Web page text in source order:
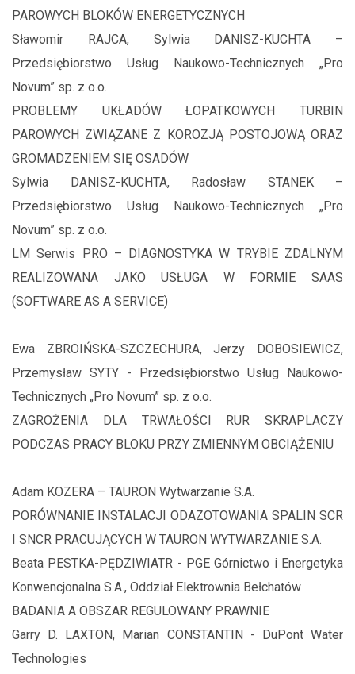
PAROWYCH BLOKÓW ENERGETYCZNYCH
Sławomir RAJCA, Sylwia DANISZ-KUCHTA –
Przedsiębiorstwo Usług Naukowo-Technicznych „Pro
Novum” sp. z o.o.
PROBLEMY UKŁADÓW ŁOPATKOWYCH TURBIN
PAROWYCH ZWIĄZANE Z KOROZJĄ POSTOJOWĄ ORAZ
GROMADZENIEM SIĘ OSADÓW
Sylwia DANISZ-KUCHTA, Radosław STANEK –
Przedsiębiorstwo Usług Naukowo-Technicznych „Pro
Novum” sp. z o.o.
LM Serwis PRO – DIAGNOSTYKA W TRYBIE ZDALNYM
REALIZOWANA JAKO USŁUGA W FORMIE SAAS
(SOFTWARE AS A SERVICE)
Ewa ZBROIŃSKA-SZCZECHURA, Jerzy DOBOSIEWICZ,
Przemysław SYTY - Przedsiębiorstwo Usług Naukowo-
Technicznych „Pro Novum” sp. z o.o.
ZAGROŻENIA DLA TRWAŁOŚCI RUR SKRAPLACZY
PODCZAS PRACY BLOKU PRZY ZMIENNYM OBCIĄŻENIU
Adam KOZERA – TAURON Wytwarzanie S.A.
PORÓWNANIE INSTALACJI ODAZOTOWANIA SPALIN SCR
I SNCR PRACUJĄCYCH W TAURON WYTWARZANIE S.A.
Beata PESTKA-PĘDZIWIATR - PGE Górnictwo i Energetyka
Konwencjonalna S.A., Oddział Elektrownia Bełchatów
BADANIA A OBSZAR REGULOWANY PRAWNIE
Garry D. LAXTON, Marian CONSTANTIN - DuPont Water
Technologies